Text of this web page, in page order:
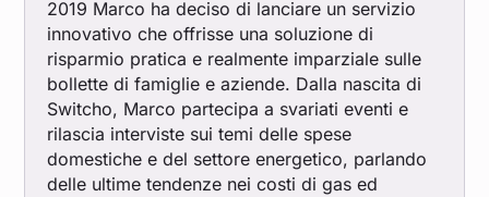
2019 Marco ha deciso di lanciare un servizio
innovativo che offrisse una soluzione di
risparmio pratica e realmente imparziale sulle
bollette di famiglie e aziende. Dalla nascita di
Switcho, Marco partecipa a svariati eventi e
rilascia interviste sui temi delle spese
domestiche e del settore energetico, parlando
delle ultime tendenze nei costi di gas ed